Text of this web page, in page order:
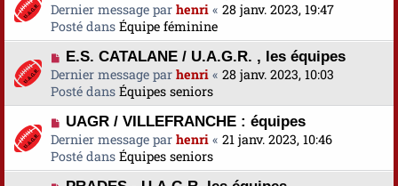
e
s
s
a
g
e
a
u
m
e
s
s
a
g
e
o
u
v
e
a
u
m
e
s
s
a
Dernier message par henri « 28 janv. 2023, 19:47
Posté dans Équipe féminine
N
o
u
v
e
a
u
m
E.S. CATALANE / U.A.G.R. , les équipes
Dernier message par henri « 28 janv. 2023, 10:03
Posté dans Équipes seniors
N
o
u
v
UAGR / VILLEFRANCHE : équipes
Dernier message par henri « 21 janv. 2023, 10:46
Posté dans Équipes seniors